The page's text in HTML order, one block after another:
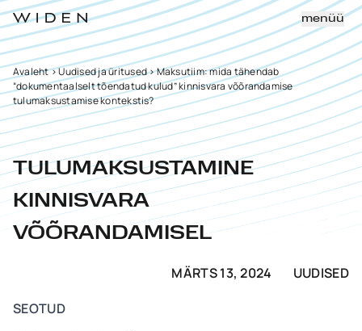
menüü
Avaleht>Uudised ja üritused>Maksutiim: mida tähendab
“dokumentaalselt tõendatud kulud” kinnisvara võõrandamise
tulumaksustamise kontekstis?
TULUMAKSUSTAMINE
KINNISVARA
VÕÕRANDAMISEL
MÄRTS 13, 2024
UUDISED
SEOTUD